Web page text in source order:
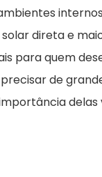
direta e
para quem
de